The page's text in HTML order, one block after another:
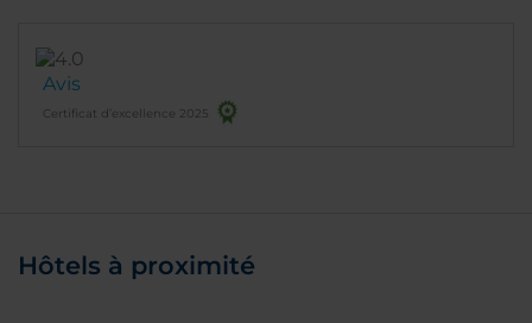
Avis
Certificat d’excellence 2025
Hôtels à proximité